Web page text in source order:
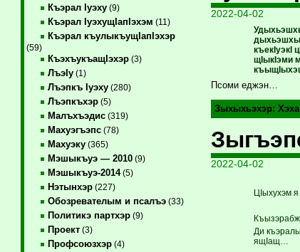
Къэрал Iуэху(9)
Къэрал IуэхущIапIэхэм (11)
Къэрал къулыкъущIапIэхэр
(59)
КъэхъукъащIэхэр(3)
ЛъэIу(1)
Лъэпкъ Iуэху(280)
Лъэпкъхэр(5)
Малъхъэдис(319)
Махуэгъэпс(78)
Махуэку(365)
Мэшыкъуэ — 2010(9)
Мэшыкъуэ-2014(5)
Нэтынхэр(227)
Обозревателым и псалъэ(33)
Политикэ партхэр(9)
Проект(3)
Профсоюзхэр(4)
2022-04-02
къекIуэкI
щIыкIэми
Псоми еджэн…
Зыхыхьэхэр: Хэха
2022-04-02
ЦIыхухэм
Ди
ящIащ…